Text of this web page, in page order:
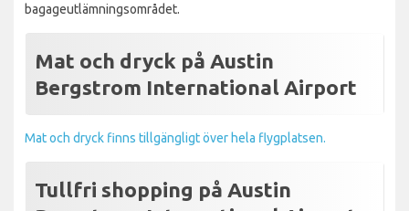
bagageutlämningsområdet.
Mat och dryck på Austin
Bergstrom International Airport
Mat och dryck finns tillgängligt över hela flygplatsen.
Tullfri shopping på Austin